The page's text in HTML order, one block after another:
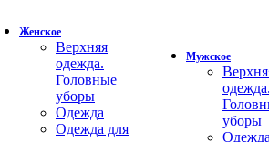
Женское
Верхняя
одежда.
Головные
уборы
Одежда
Одежда для
Мужское
одежда.
уборы
Одежда